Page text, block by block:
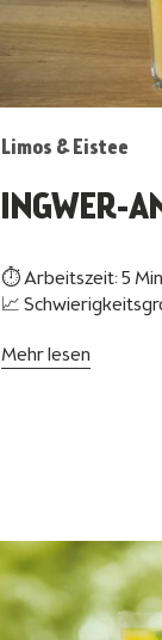
Limos & Eistee
INGWER-
⏱ Arbeitszeit: 5
📈
Mehr lesen